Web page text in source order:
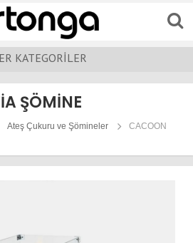
DİĞER KATEGORİLER
ŞÖMİNE
Ateş Çukuru ve Şömineler
CACOON